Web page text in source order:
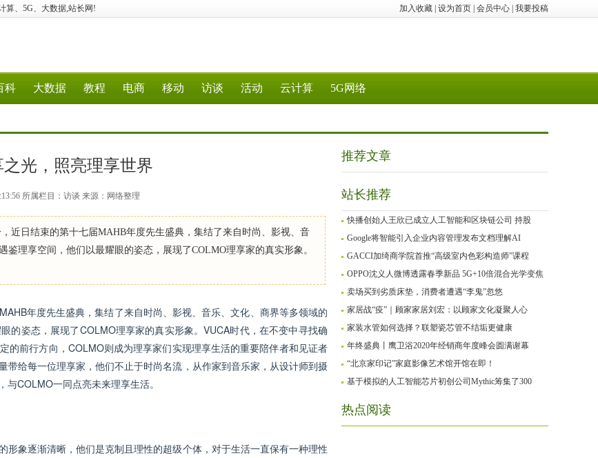
加入收藏 设为首页 会员中心 我要投稿
算、5G、大数据,站长网!
科 大数据 教程 电商 移动 访谈 活动 云计算 5G网络
光，照亮理享世界
所属栏目：访谈 来源：网络整理
近日结束的第十七届MAHB年度先生盛典，集结了来自时尚、影视、音
理享空间，他们以最耀眼的姿态，展现了COLMO理享家的真实形象。
年度先生盛典，集结了来自时尚、影视、音乐、文化、商界等多领域的
的姿态，展现了COLMO理享家的真实形象。VUCA时代，在不变中寻找确
的前行方向，COLMO则成为理享家们实现理享生活的重要陪伴者和见证者
给每一位理享家，他们不止于时尚名流，从作家到音乐家，从设计师到摄
COLMO一同点亮未来理享生活。
象逐渐清晰，他们是克制且理性的超级个体，对于生活一直保有一种理性
推荐文章
站长推荐
快播创始人王欣已成立人工智能和区块链公司 持股
Google将智能引入企业内容管理发布文档理解AI
GACCI加绮商学院首推“高级室内色彩构造师”课程
OPPO沈义人微博透露春季新品 5G+10倍混合光学变焦
卖场买到劣质床垫，消费者遭遇“李鬼”忽悠
家居战“疫”｜顾家家居刘宏：以顾家文化凝聚人心
家装水管如何选择？联塑瓷芯管不结垢更健康
年终盛典丨鹰卫浴2020年经销商年度峰会圆满谢幕
“北京家印记”家庭影像艺术馆开馆在即！
基于模拟的人工智能芯片初创公司Mythic筹集了300
热点阅读